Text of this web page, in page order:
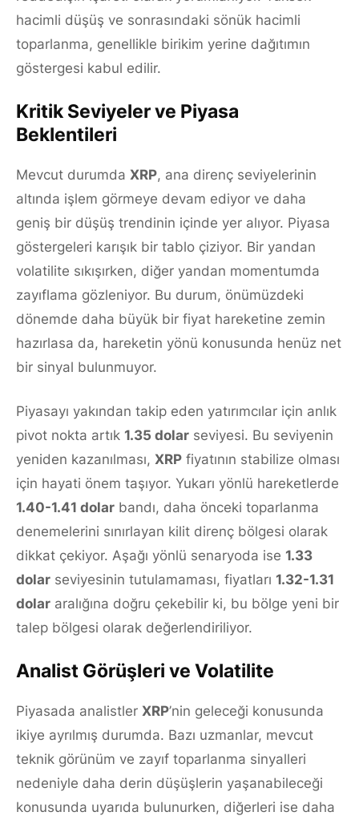
hacimli düşüş ve sonrasındaki sönük hacimli
toparlanma, genellikle birikim yerine dağıtımın
göstergesi kabul edilir.
Kritik Seviyeler ve Piyasa
Beklentileri
Mevcut durumda XRP, ana direnç seviyelerinin
altında işlem görmeye devam ediyor ve daha
geniş bir düşüş trendinin içinde yer alıyor. Piyasa
göstergeleri karışık bir tablo çiziyor. Bir yandan
volatilite sıkışırken, diğer yandan momentumda
zayıflama gözleniyor. Bu durum, önümüzdeki
dönemde daha büyük bir fiyat hareketine zemin
hazırlasa da, hareketin yönü konusunda henüz net
bir sinyal bulunmuyor.
Piyasayı yakından takip eden yatırımcılar için anlık
pivot nokta artık 1.35 dolar seviyesi. Bu seviyenin
yeniden kazanılması, XRP fiyatının stabilize olması
için hayati önem taşıyor. Yukarı yönlü hareketlerde
1.40-1.41 dolar bandı, daha önceki toparlanma
denemelerini sınırlayan kilit direnç bölgesi olarak
dikkat çekiyor. Aşağı yönlü senaryoda ise 1.33
dolar seviyesinin tutulamaması, fiyatları 1.32-1.31
dolar aralığına doğru çekebilir ki, bu bölge yeni bir
talep bölgesi olarak değerlendiriliyor.
Analist Görüşleri ve Volatilite
Piyasada analistler XRP’nin geleceği konusunda
ikiye ayrılmış durumda. Bazı uzmanlar, mevcut
teknik görünüm ve zayıf toparlanma sinyalleri
nedeniyle daha derin düşüşlerin yaşanabileceği
konusunda uyarıda bulunurken, diğerleri ise daha